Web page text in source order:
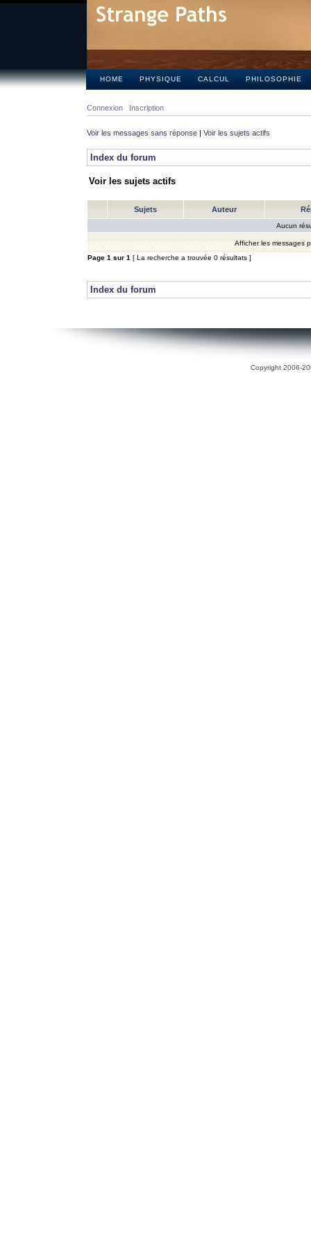
HOME PHYSIQUE CALCUL PHILOSOPHIE
Connexion Inscription
Voir les messages sans réponse | Voir les sujets actifs
Index du forum
Voir les sujets actifs
Sujets Auteur
Aucun
Afficher les messages
Page 1 sur 1 [ La recherche a trouvée 0 résultats ]
Index du forum
Copyright 2006-